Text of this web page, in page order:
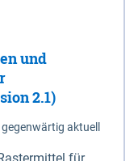
und
2.1)
aktuell